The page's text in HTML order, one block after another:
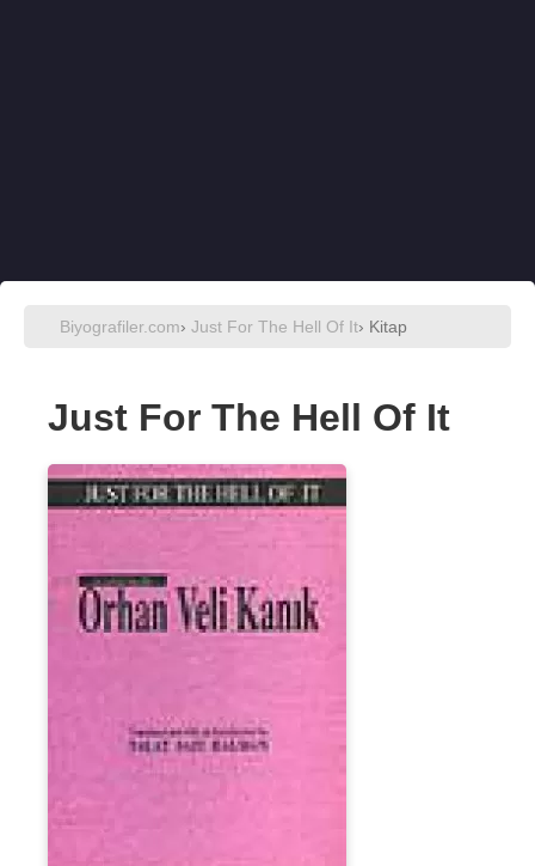
Biyografiler.com› Just For The Hell Of It› Kitap
Just For The Hell Of It